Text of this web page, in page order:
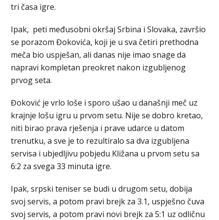
tri časa igre.
Ipak, peti međusobni okršaj Srbina i Slovaka, završio
se porazom Đokovića, koji je u sva četiri prethodna
meča bio uspješan, ali danas nije imao snage da
napravi kompletan preokret nakon izgubljenog
prvog seta.
Đoković je vrlo loše i sporo ušao u današnji meč uz
krajnje lošu igru u prvom setu. Nije se dobro kretao,
niti birao prava rješenja i prave udarce u datom
trenutku, a sve je to rezultiralo sa dva izgubljena
servisa i ubjedljivu pobjedu Kližana u prvom setu sa
6:2 za svega 33 minuta igre.
Ipak, srpski teniser se budi u drugom setu, dobija
svoj servis, a potom pravi brejk za 3.1, uspješno čuva
svoj servis, a potom pravi novi brejk za 5:1 uz odličnu